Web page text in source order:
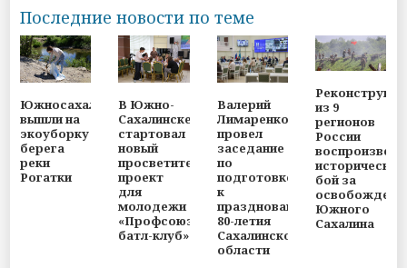
Последние новости по теме
Южносахалинцы
вышли на
экоуборку
берега
реки
Рогатки
В Южно-
Сахалинске
стартовал
новый
просветительский
проект
для
молодежи
«Профсоюзный
батл-клуб»
Валерий
Лимаренко
провел
заседание
по
подготовке
к
празднованию
80-летия
Сахалинской
области
из 9
регионов
России
воспроизвели
исторический
бой за
Южного
Сахалина